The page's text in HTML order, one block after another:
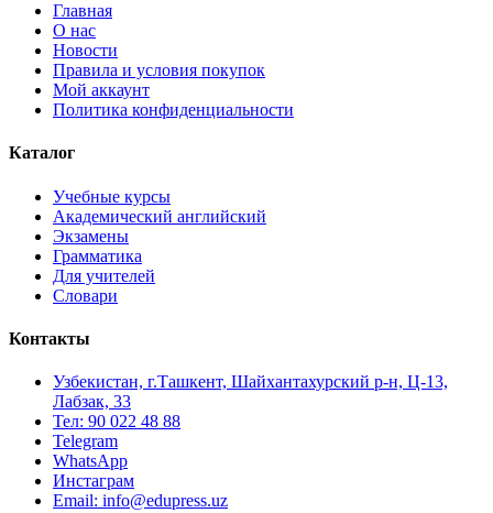
Главная
О нас
Новости
Правила и условия покупок
Мой аккаунт
Политика конфиденциальности
Каталог
Учебные курсы
Академический английский
Экзамены
Грамматика
Для учителей
Словари
Контакты
Узбекистан, г.Ташкент, Шайхантахурский р-н, Ц-13,
Лабзак, 33
Тел: 90 022 48 88
Telegram
WhatsApp
Инстаграм
Email: info@edupress.uz